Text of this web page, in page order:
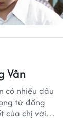
Vân
có nhiều dấu
từ đồng
của chị với